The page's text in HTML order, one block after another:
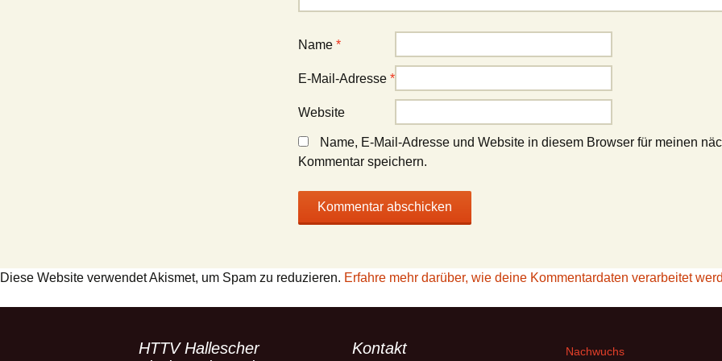
Name *
E-Mail-Adresse *
Website
Name, E-Mail-Adresse und Website in diesem Browser für meinen
Kommentar speichern.
Diese Website verwendet Akismet, um Spam zu reduzieren. Erfahre mehr darüber, wie deine Kommentardaten verarbeitet
HTTV Hallescher
Kontakt Nachwuchs